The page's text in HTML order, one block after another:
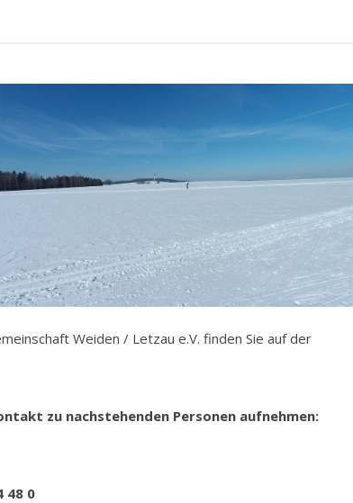
Weiden / Letzau e.V. finden Sie auf der
zu nachstehenden Personen aufnehmen:
48 0